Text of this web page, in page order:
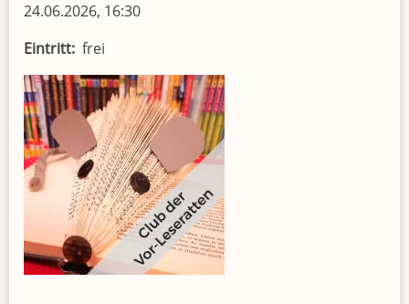
24.06.2026, 16:30
Eintritt frei